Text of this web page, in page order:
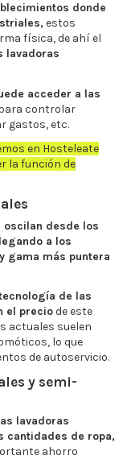
donde
estos
física, de ahí el
lavadoras
acceder a las
controlar
gastos, etc.
en Hosteleate
la función de
desde los
a los
gama más puntera
de las
el precio de este
actuales suelen
lo que
de autoservicio.
y semi-
lavadoras
cantidades de ropa,
ahorro